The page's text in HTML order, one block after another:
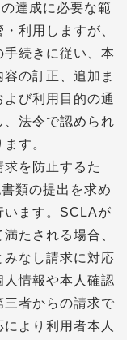
達成に必要な範
利用しますが、
続きに従い、本
の訂正、追加ま
び利用目的の通
法令で認められ
す。
を防止するた
類の提出を求め
います。SCLAが
たされる場合、
なし請求に対応
人情報や本人確認
者からの請求で
より利用者本人